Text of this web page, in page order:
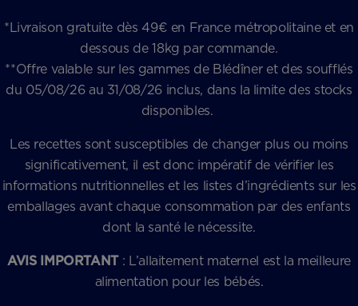
*Livraison gratuite dès 49€ en France métropolitaine et en
dessous de 18kg par commande.
**Offre valable sur les gammes de Blédîner et des soufflés
du 05/08/26 au 31/08/26 inclus, dans la limite des stocks
disponibles.
Les recettes sont susceptibles de changer plus ou moins
significativement, il est donc impératif de vérifier les
informations nutritionnelles et les listes d’ingrédients sur les
emballages avant chaque consommation par des enfants
dont la santé le nécessite.
AVIS IMPORTANT : L’allaitement maternel est la meilleure
alimentation pour les bébés.